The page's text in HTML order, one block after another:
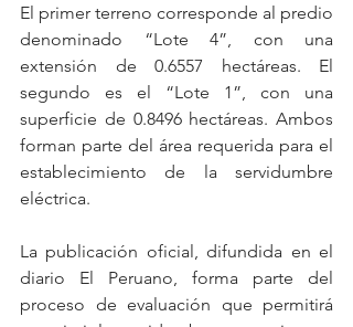
El primer terreno corresponde al predio
denominado “Lote 4”, con una
extensión de 0.6557 hectáreas. El
segundo es el “Lote 1”, con una
superficie de 0.8496 hectáreas. Ambos
forman parte del área requerida para el
establecimiento de la servidumbre
eléctrica.
La publicación oficial, difundida en el
diario El Peruano, forma parte del
proceso de evaluación que permitirá